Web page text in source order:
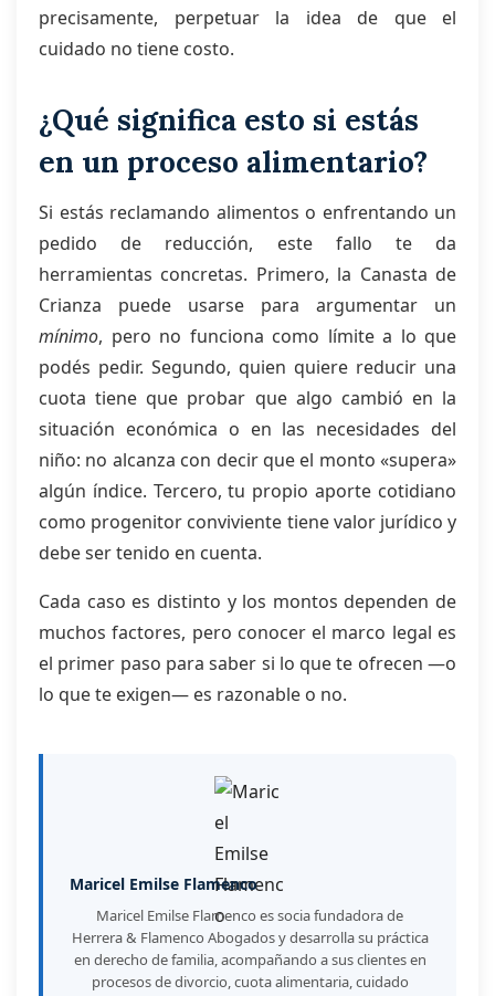
precisamente, perpetuar la idea de que el
cuidado no tiene costo.
¿Qué significa esto si estás
en un proceso alimentario?
Si estás reclamando alimentos o enfrentando un
pedido de reducción, este fallo te da
herramientas concretas. Primero, la Canasta de
Crianza puede usarse para argumentar un
mínimo, pero no funciona como límite a lo que
podés pedir. Segundo, quien quiere reducir una
cuota tiene que probar que algo cambió en la
situación económica o en las necesidades del
niño: no alcanza con decir que el monto «supera»
algún índice. Tercero, tu propio aporte cotidiano
como progenitor conviviente tiene valor jurídico y
debe ser tenido en cuenta.
Cada caso es distinto y los montos dependen de
muchos factores, pero conocer el marco legal es
el primer paso para saber si lo que te ofrecen —o
lo que te exigen— es razonable o no.
Maricel Emilse Flamenco
Maricel Emilse Flamenco es socia fundadora de
Herrera & Flamenco Abogados y desarrolla su práctica
en derecho de familia, acompañando a sus clientes en
procesos de divorcio, cuota alimentaria, cuidado